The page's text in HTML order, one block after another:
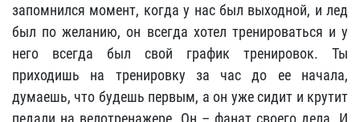
запомнился момент, когда у нас был выходной, и лед
был по желанию, он всегда хотел тренироваться и у
него всегда был свой график тренировок. Ты
приходишь на тренировку за час до ее начала,
думаешь, что будешь первым, а он уже сидит и крутит
педали на велотренажере. Он – фанат своего дела. И